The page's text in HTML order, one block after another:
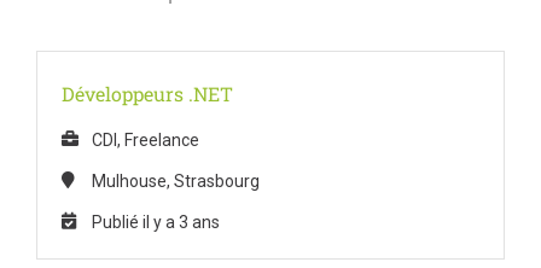
Développeurs .NET
CDI, Freelance
Mulhouse, Strasbourg
Publié il y a 3 ans